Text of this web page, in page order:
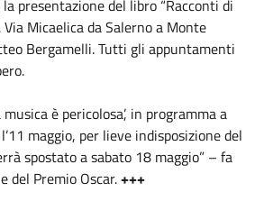
la presentazione del libro “Racconti di
Micaelica da Salerno a Monte
Bergamelli. Tutti gli appuntamenti
musica è pericolosa’, in programma a
maggio, per lieve indisposizione del
spostato a sabato 18 maggio” – fa
del Premio Oscar.+++